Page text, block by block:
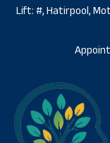
Lift: #, Hatirpool,